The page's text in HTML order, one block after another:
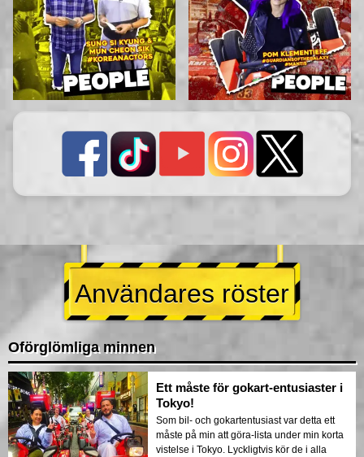
Användares röster
Oförglömliga minnen
Ett måste för gokart-entusiaster i
Tokyo!
Som bil- och gokartentusiast var detta ett
måste på min att göra-lista under min korta
vistelse i Tokyo. Lyckligtvis kör de i alla